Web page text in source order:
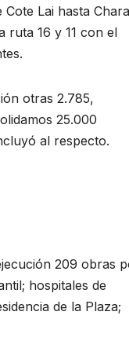
Lai hasta
ruta 16 y 11 con el
otras 2.785,
25.000
al respecto.
209 obras
hospitales de
de la Plaza;